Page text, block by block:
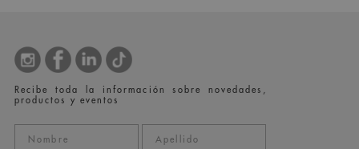
Recibe toda la información sobre novedades,
productos y eventos